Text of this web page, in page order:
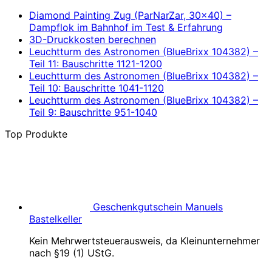
Diamond Painting Zug (ParNarZar, 30×40) –
Dampflok im Bahnhof im Test & Erfahrung
3D-Druckkosten berechnen
Leuchtturm des Astronomen (BlueBrixx 104382) –
Teil 11: Bauschritte 1121-1200
Leuchtturm des Astronomen (BlueBrixx 104382) –
Teil 10: Bauschritte 1041-1120
Leuchtturm des Astronomen (BlueBrixx 104382) –
Teil 9: Bauschritte 951-1040
Top Produkte
Geschenkgutschein Manuels
Bastelkeller
Kein Mehrwertsteuerausweis, da Kleinunternehmer
nach §19 (1) UStG.